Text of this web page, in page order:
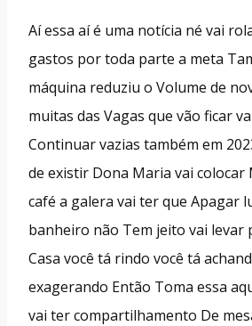
Aí essa aí é uma notícia né vai
gastos por toda parte a meta
máquina reduziu o Volume de
muitas das Vagas que vão ficar
Continuar vazias também em
de existir Dona Maria vai colocar
café a galera vai ter que Apagar
banheiro não Tem jeito vai levar
Casa você tá rindo você tá
exagerando Então Toma essa
vai ter compartilhamento De